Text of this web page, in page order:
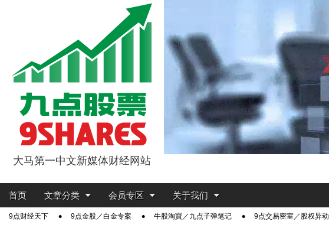
9点股票
大马第一中文新媒体财经网站
Main
Skip
content
首页 文章分类 会员专区 关于我们
Sub9点财经天下 9点金股／白金专案 牛股淘寶／九点子弹笔记 9点交易密室／股权异动